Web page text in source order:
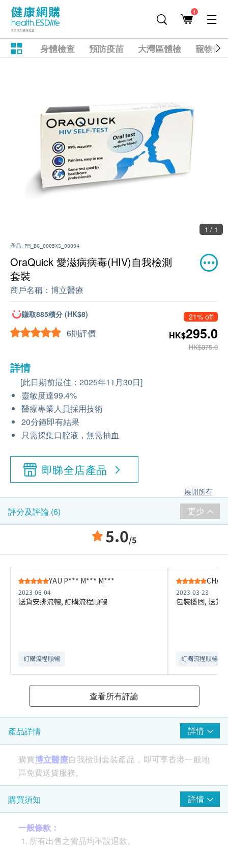
1
身體檢查 預防疫苗 大灣區體檢 寵物健
1 / 1
產品: PM_BG_0005XS_00004
OraQuick 愛滋病病毒(HIV)自我檢測
套裝
商戶名稱： 博立醫療
賺取885積分 (HK$8)
6則評價
21% off
HK$295.0
HK$375.0
詳情
[此日期前最佳：2025年11月30日]
靈敏度達99.4%
醫療專業人員採用技術
20分鐘即有結果
只需採集口腔液，無需抽血
即睇全店產品
展開所有
評分及評論 (6) 更少
5.0/5
YAU P*** M*** M***
2023-06-04
送貨安排流暢, 訂購流程順暢
訂購流程順暢
2023-03-23
包裝穩固, 送貨
訂購流程順暢
查看所有評論
產品詳情 詳情
購買博立醫療自我檢測套裝產品，即可享香港一般地
區免費送貨服務。
因為空窗期緣故，建議購買 2盒。
**因應各地政府不同的註冊要求，此產品只可售予香
港地區內的客戶。不便之處，敬請見諒。**
購買須知 詳情
一般條款：
所有出售之貨品均不設退款。